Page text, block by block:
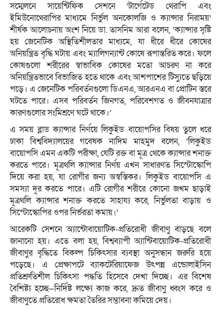
সম্মেলনে সায়েন্টিফিক সেশনে ‘টার্গেটেড থেরাপি এবং
ইমিউনোথেরাপির মাধ্যমে নির্ভুল অনকোলজি ও ক্যান্সার নিরাময়’
শীর্ষক আলোচনায় অংশ নিয়ে ডা. তাসনিম আরা বলেন, ‘ক্যান্সার সৃষ্টি
হয় জেনেটিক অস্থিতিশীলতার মাধ্যমে, যা ধীরে ধীরে কোষের
অনিয়ন্ত্রিত বৃদ্ধি ঘটায় এবং ম্যালিগন্যান্ট কোষে রূপান্তরিত করে। ফলে
কোষগুলো শরীরের স্বাভাবিক কোষের মতো আচরণ না করে
অনিয়ন্ত্রিতভাবে বিভাজিত হতে থাকে এবং আশপাশের টিস্যুতে ছড়িয়ে
পড়ে। এ জেনেটিক পরিবর্তনগুলো ডিএনএ, আরএনএ বা প্রোটিন স্তরে
ঘটতে পারে। এসব পরিবর্তন জিনগত, পরিবেশগত ও জীবনযাত্রার
কারণগুলোর সংমিশ্রণে ঘটে থাকে।’
এ সময় ব্লাড ক্যান্সার নির্ণয়ে লিকুইড বায়োপসির বিষয় তুলে ধরে
ঢাকা বিশ্ববিদ্যালয়ের গবেষক নাদিম মাহমুদ বলেন, ‘লিকুইড
বায়োপসি এমন একটি পরীক্ষা, যেটি রক্ত বা মূত্র থেকে ক্যান্সার শনাক্ত
করতে পারে। মূত্রথলি ক্যান্সার নির্ণয় এখন সাধারণত সিস্টোস্কোপি
দিয়ে করা হয়, যা রোগীর জন্য অস্বস্তিকর। লিকুইড বায়োপসি এ
সমস্যা দূর করতে পারে। এটি রোগীর শরীরে কোনো জখম ছাড়াই
মূত্রথলি ক্যান্সার শনাক্ত করতে সাহায্য করে, নির্ভুলতা বাড়ায় ও
সিস্টোস্কোপির ওপর নির্ভরতা কমায়।’
আরেকটি সেশনে অ্যান্টোবায়োটিক-প্রতিরোধী জীবাণু বাড়ছে বলে
জানানো হয়। এতে বলা হয়, বিশ্বব্যাপী অ্যান্টিবায়োটিক-প্রতিরোধী
জীবাণুর বৃদ্ধিতে বিকল্প চিকিৎসার ব্যবস্থা অনুসন্ধান জরুরি হয়ে
পড়েছে। এ প্রেক্ষাপটে ব্যাকটেরিয়াফেজ উৎপন্ন এন্ডোলাইসিন
প্রতিশ্রুতিশীল চিকিৎসা পদ্ধতি হিসেবে দেখা দিচ্ছে। এর বিশেষ
বৈশিষ্ট্য হচ্ছে—নির্দিষ্ট লক্ষ্যে কাজ করে, দ্রুত জীবাণু ধ্বংস করে ও
জীবাণুতে প্রতিরোধ ক্ষমতা তৈরির সম্ভাবনা কমিয়ে দেয়।